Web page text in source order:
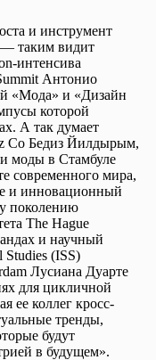
и инструмент
— таким видит
интенсива
Антонио
«Мода» и «Дизайн
которой
А так думает
Co Бедиз Йилдырым,
моды в Стамбуле
современного мира,
и инновационный
поколению
The Hague
и научный
Studies (ISS)
Лусиана Дуарте
для цикличной
ее коллег кросс-
тренды,
будут
в будущем».